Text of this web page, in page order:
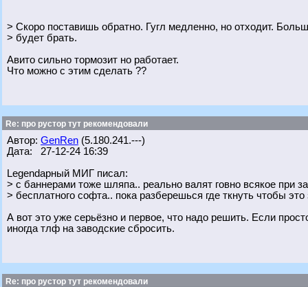
> Скоро поставишь обратно. Гугл медленно, но отходит.
> будет брать.
Авито сильно тормозит но работает.
Что можно с этим сделать ??
Re: про рустор тут рекомендовали
Автор: GenRen (5.180.241.---)
Дата: 27-12-24 16:39
Legendарный МИГ писал:
> с баннерами тоже шляпа.. реально валят говно всякое при
> бесплатного софта.. пока разберешься где ткнуть чтобы это
А вот это уже серьёзно и первое, что надо решить. Если
иногда тлф на заводские сбросить.
Re: про рустор тут рекомендовали